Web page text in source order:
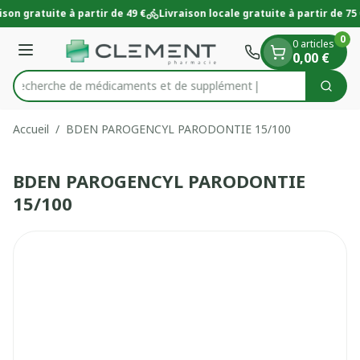
Aller au contenu
1 de 1
gratuite à partir de 49 € Livraison locale gratuite à partir de 75
Menu
Rechercher
Recherche de médicaments et de su
0 articles
0,00 €
0
Accueil / BDEN PAROGENCYL PARODONTIE 15/100
BDEN PAROGENCYL PARODONTIE
15/100